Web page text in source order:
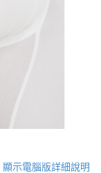
顯示電腦版詳細說明